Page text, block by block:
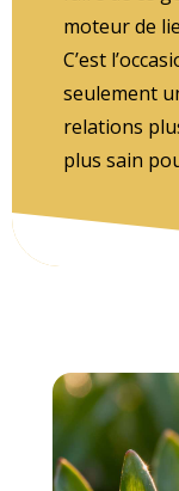
moteur de
C’est
seulement
relations
plus sain